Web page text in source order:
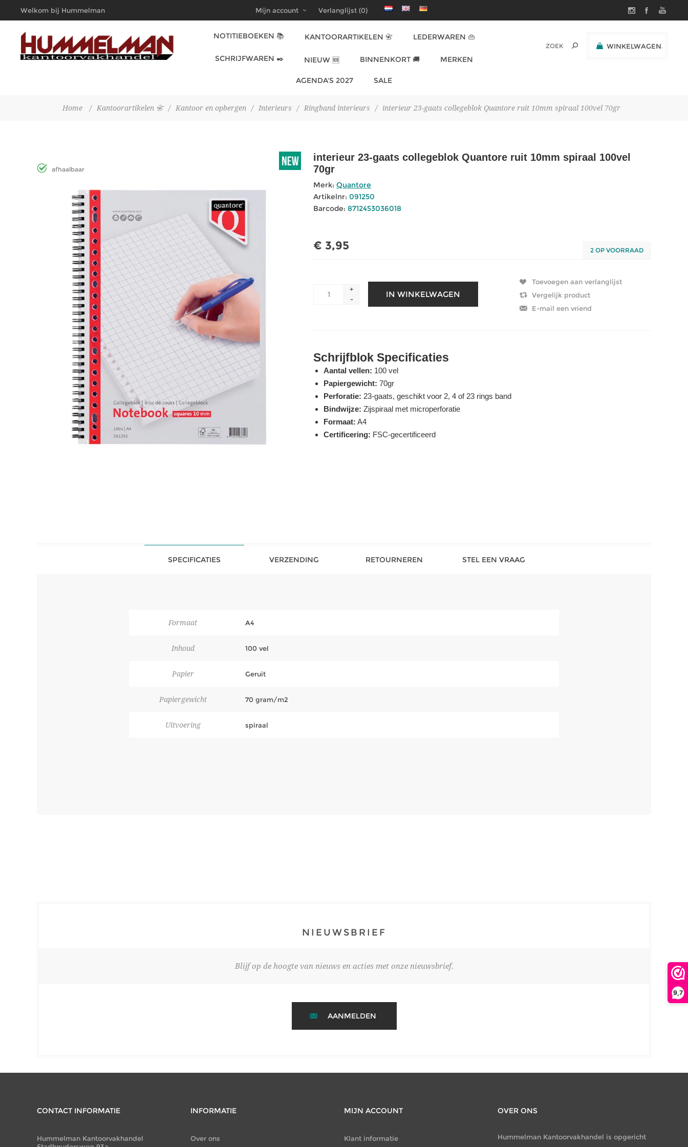
9,7
Welkom bij Hummelman
Kantoorvakhandel
Mijn account Verlanglijst (0)
WINKELWAGEN
NOTITIEBOEKEN 📚 KANTOORARTIKELEN 📇 LEDERWAREN 👜
SCHRIJFWAREN ✒️ NIEUW 🆕 BINNENKORT 🚚 MERKEN
AGENDA'S 2027 SALE
Home / Kantoorartikelen 📇 / Kantoor en opbergen / Interieurs / Ringband interieurs / interieur 23-gaats collegeblok Quantore ruit 10mm spiraal 100vel 70gr
afhaalbaar
interieur 23-gaats collegeblok Quantore ruit 10mm spiraal 100vel
70gr
Merk: Quantore
Artikelnr: 091250
Barcode: 8712453036018
€ 3,95 2 OP VOORRAAD
+
-
Schrijfblok Specificaties
Aantal vellen: 100 vel
Papiergewicht: 70gr
Perforatie: 23-gaats, geschikt voor 2, 4 of 23 rings band
Bindwijze: Zijspiraal met microperforatie
Formaat: A4
Certificering: FSC-gecertificeerd
SPECIFICATIES VERZENDING RETOURNEREN STEL EEN VRAAG
Formaat A4
Inhoud 100 vel
Papier Geruit
Papiergewicht 70 gram/m2
Uitvoering spiraal
NIEUWSBRIEF
Blijf op de hoogte van nieuws en acties met onze nieuwsbrief.
AANMELDEN
CONTACT INFORMATIE
Hummelman Kantoorvakhandel
INFORMATIE
Over ons
MIJN ACCOUNT
Klant informatie
OVER ONS
Hummelman Kantoorvakhandel is opgericht